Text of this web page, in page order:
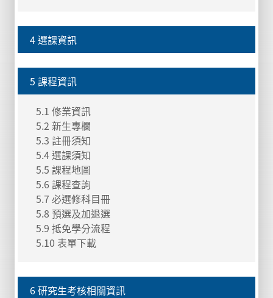
4 選課資訊
5 課程資訊
5.1 修業資訊
5.2 新生專欄
5.3 註冊須知
5.4 選課須知
5.5 課程地圖
5.6 課程查詢
5.7 必選修科目冊
5.8 預選及加退選
5.9 抵免學分流程
5.10 表單下載
6 研究生考核相關資訊